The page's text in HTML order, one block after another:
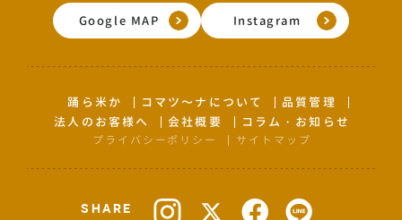
Google MAP Instagram
踊ら米か コマツ〜ナについて
品質管理
法人のお客様へ
会社概要 コラム・お知らせ
プライバシーポリシー サイトマップ
SHARE